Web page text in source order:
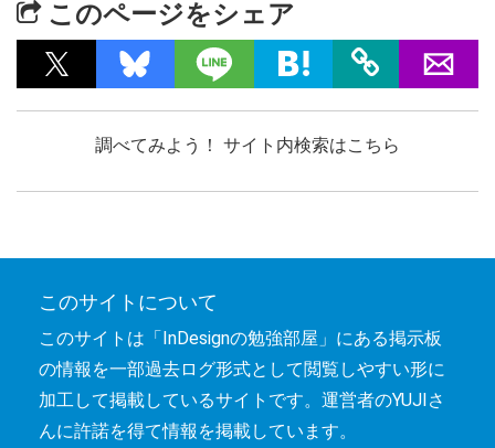
このページをシェア
調べてみよう！ サイト内検索はこちら
このサイトについて
このサイトは「InDesignの勉強部屋」にある掲示板
の情報を一部過去ログ形式として閲覧しやすい形に
加工して掲載しているサイトです。運営者のYUJIさ
んに許諾を得て情報を掲載しています。